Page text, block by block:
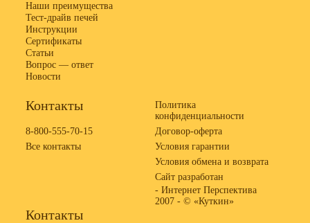
Наши преимущества
Тест-драйв печей
Инструкции
Сертификаты
Статьи
Вопрос — ответ
Новости
Контакты
8-800-555-70-15
Все контакты
Политика
конфиденциальности
Договор-оферта
Условия гарантии
Условия обмена и возврата
Сайт разработан
- Интернет Перспектива
2007 - © «Куткин»
Контакты